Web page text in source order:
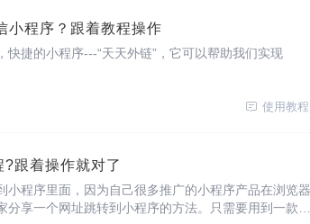
小程序？跟着教程操作
捷的小程序---“天天外链”，它可以帮助我们实现
使用教程
跟着操作就对了
小程序里面，因为自己很多推广的小程序产品在浏览器
分享一个网址跳转到小程序的方法。只需要用到一款工